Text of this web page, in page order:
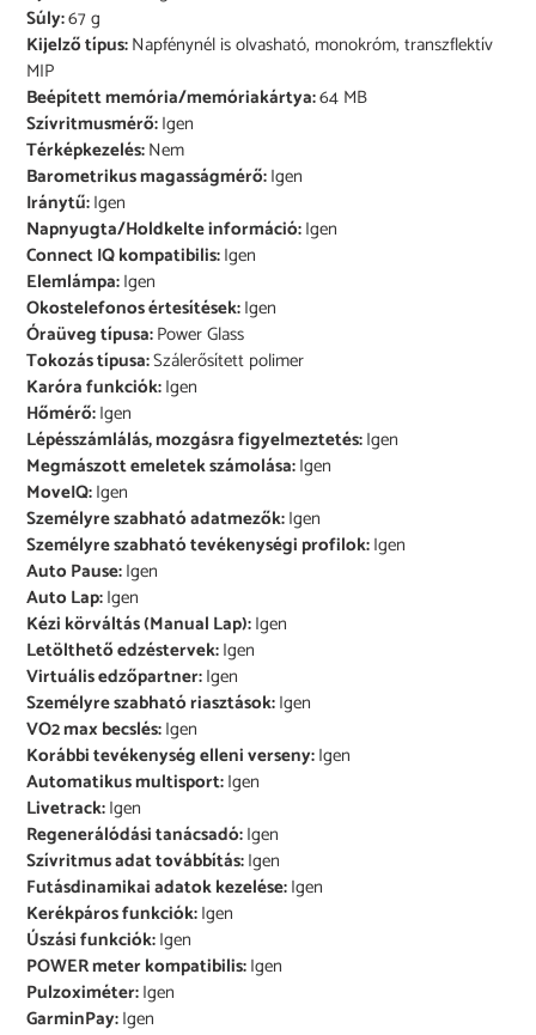
Súly:67 g
Kijelző típus:Napfénynél is olvasható, monokróm, transzflektív
MIP
Beépített memória/memóriakártya:64 MB
Szívritmusmérő:Igen
Térképkezelés:Nem
Barometrikus magasságmérő:Igen
Iránytű:Igen
Napnyugta/Holdkelte információ:Igen
Connect IQ kompatibilis:Igen
Elemlámpa:Igen
Okostelefonos értesítések:Igen
Óraüveg típusa:Power Glass
Tokozás típusa:Szálerősített polimer
Karóra funkciók:Igen
Hőmérő:Igen
Lépésszámlálás, mozgásra figyelmeztetés:Igen
Megmászott emeletek számolása:Igen
MoveIQ:Igen
Személyre szabható adatmezők:Igen
Személyre szabható tevékenységi profilok:Igen
Auto Pause:Igen
Auto Lap:Igen
Kézi körváltás (Manual Lap):Igen
Letölthető edzéstervek:Igen
Virtuális edzőpartner:Igen
Személyre szabható riasztások:Igen
VO2 max becslés:Igen
Korábbi tevékenység elleni verseny:Igen
Automatikus multisport:Igen
Livetrack:Igen
Regenerálódási tanácsadó:Igen
Szívritmus adat továbbítás:Igen
Futásdinamikai adatok kezelése:Igen
Kerékpáros funkciók:Igen
Úszási funkciók:Igen
POWER meter kompatibilis:Igen
Pulzoximéter:Igen
GarminPay:Igen